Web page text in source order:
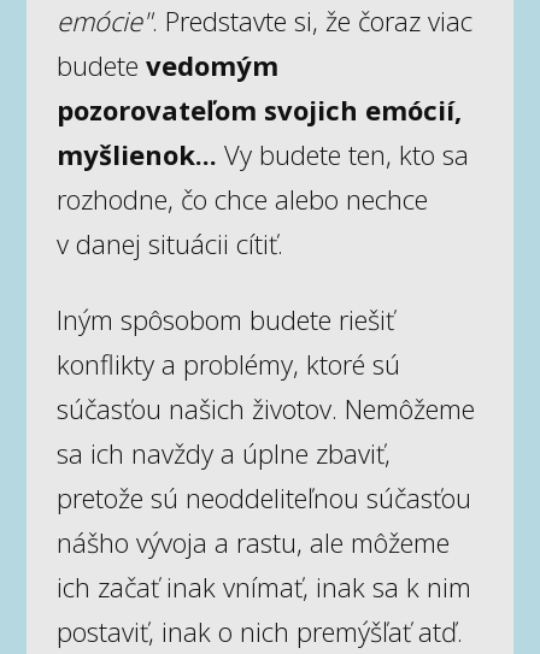
emócie". Predstavte si, že čoraz viac
budete vedomým
pozorovateľom svojich emócií,
myšlienok... Vy budete ten, kto sa
rozhodne, čo chce alebo nechce
v danej situácii cítiť.
Iným spôsobom budete riešiť
konflikty a problémy, ktoré sú
súčasťou našich životov. Nemôžeme
sa ich navždy a úplne zbaviť,
pretože sú neoddeliteľnou súčasťou
nášho vývoja a rastu, ale môžeme
ich začať inak vnímať, inak sa k nim
postaviť, inak o nich premýšľať atď.